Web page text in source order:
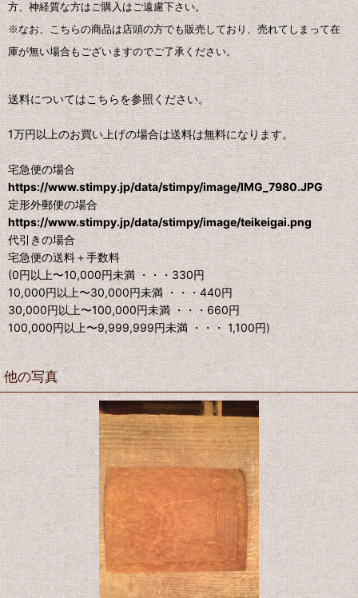
方、神経質な方はご購入はご遠慮下さい。
※なお、こちらの商品は店頭の方でも販売しており、売れてしまって在
庫が無い場合もございますのでご了承ください。
送料についてはこちらを参照ください。
1万円以上のお買い上げの場合は送料は無料になります。
宅急便の場合
https://www.stimpy.jp/data/stimpy/image/IMG_7980.JPG
定形外郵便の場合
https://www.stimpy.jp/data/stimpy/image/teikeigai.png
代引きの場合
宅急便の送料＋手数料
(0円以上〜10,000円未満 ・・・330円
10,000円以上〜30,000円未満 ・・・440円
30,000円以上〜100,000円未満 ・・・660円
100,000円以上〜9,999,999円未満 ・・・ 1,100円)
他の写真